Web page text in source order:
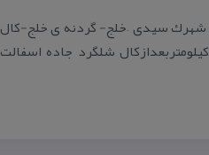
شهرك سیدی –خلج- گردنه ی خلج-كال
شلگرد جاده اسفالت